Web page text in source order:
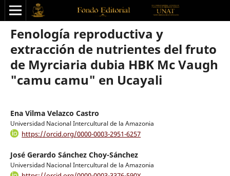
Fenología reproductiva y
extracción de nutrientes del fruto
de Myrciaria dubia HBK Mc Vaugh
"camu camu" en Ucayali
Ena Vilma Velazco Castro
Universidad Nacional Intercultural de la Amazonia
https://orcid.org/0000-0003-2951-6257
José Gerardo Sánchez Choy-Sánchez
Universidad Nacional Intercultural de la Amazonia